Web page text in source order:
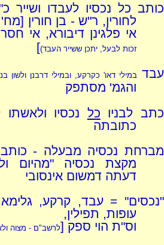
כותב כל נכסיו לעבדו
לחורין, ר"ש - בן חורין
אי פלגינן דיבורא, אי
זכות לבעל, יתכן ששייר העבד)]
עבד במילי דאו' כקרקע, ובמילי דרבנן ולשון
והגמ' מסתפק
כתב לבניו כל נכסיו
כתובתה
מברחת נכסיה מבעלה -
מקצת נכסיה "מהיום
דעתה דמשום אינסובי
"נכסים" = עבד, קרקע,
עופות, תפילין,
וס"ת הוי ספק [לרשב"ם - מצוה